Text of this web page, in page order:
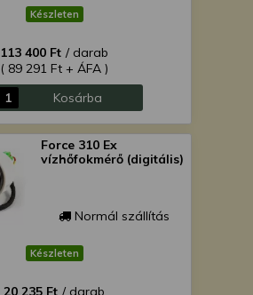
Készleten
113 400 Ft / darab
( 89 291 Ft + ÁFA )
Kosárba
Force 310 Ex
vízhőfokmérő (digitális)
Normál szállítás
Készleten
20 235 Ft / darab